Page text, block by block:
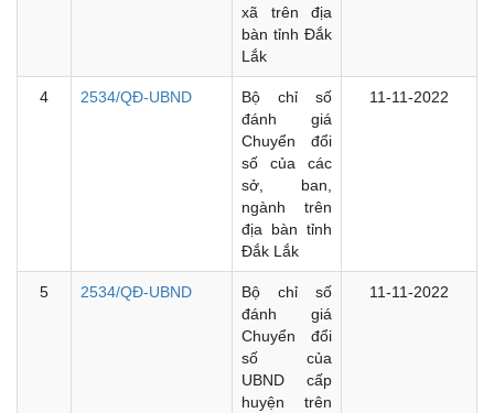
xã trên địa
bàn tỉnh Đắk
Lắk
4 2534/QĐ-UBND
Bộ chỉ số
đánh giá
Chuyển đổi
số của các
sở, ban,
ngành trên
địa bàn tỉnh
Đắk Lắk
11-11-2022
5 2534/QĐ-UBND
Bộ chỉ số
đánh giá
Chuyển đổi
số của
UBND cấp
huyện trên
11-11-2022